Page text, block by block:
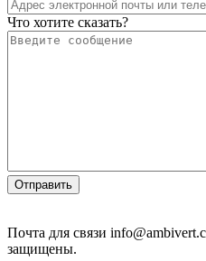
Что хотите сказать?
Почта для связи
защищены.